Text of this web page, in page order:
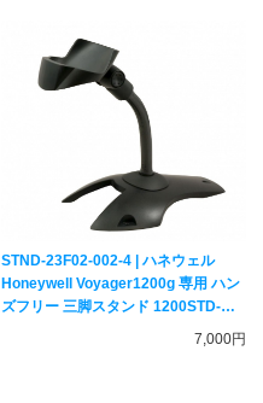
STND-23F02-002-4 | ハネウェル
Honeywell Voyager1200g 専用 ハン
ズフリー 三脚スタンド 1200STD-
FX23-T【バーコードリーダー用】
7,000円